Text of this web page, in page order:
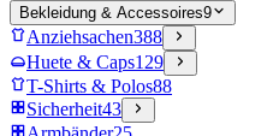
Bekleidung & Accessoires9
Anziehsachen388
Huete & Caps129
T-Shirts & Polos88
Sicherheit43